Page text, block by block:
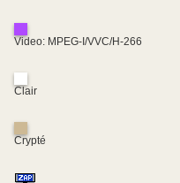
Video: MPEG-I/VVC/H-266
Clair
Crypté